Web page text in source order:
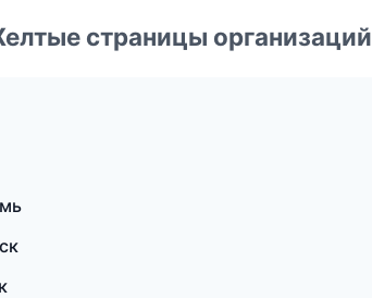
страницы организаций